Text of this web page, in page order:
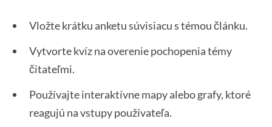
Vložte krátku anketu súvisiacu s témou článku.
Vytvorte kvíz na overenie pochopenia témy
čitateľmi.
Používajte interaktívne mapy alebo grafy, ktoré
reagujú na vstupy používateľa.